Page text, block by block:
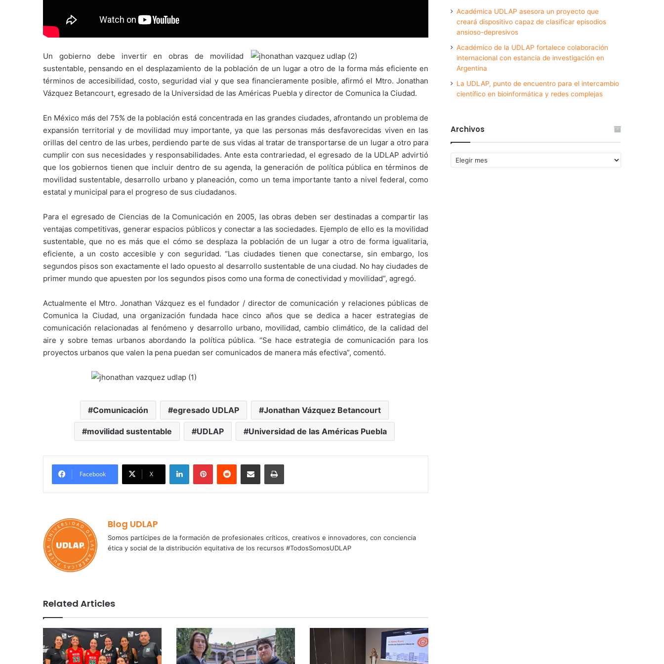
Un gobierno debe invertir en obras de movilidad
sustentable, pensando en el desplazamiento de la población de un lugar a otro de la forma más eficiente en
términos de accesibilidad, costo, seguridad vial y que sea financieramente posible, afirmó el Mtro. Jonathan
Vázquez Betancourt, egresado de la Universidad de las Américas Puebla y director de Comunica la Ciudad.
En México más del 75% de la población está concentrada en las grandes ciudades, afrontando un problema de
expansión territorial y de movilidad muy importante, ya que las personas más desfavorecidas viven en las
orillas del centro de las urbes, perdiendo parte de sus vidas al tratar de transportarse de un lugar a otro para
cumplir con sus necesidades y responsabilidades. Ante esta contrariedad, el egresado de la UDLAP advirtió
que los gobiernos tienen que incluir dentro de su agenda, la generación de política pública en términos de
movilidad sustentable, desarrollo urbano y planeación, como un tema importante tanto a nivel federal, como
estatal y municipal para el progreso de sus ciudadanos.
Para el egresado de Ciencias de la Comunicación en 2005, las obras deben ser destinadas a compartir las
ventajas competitivas, generar espacios públicos y conectar a las sociedades. Ejemplo de ello es la movilidad
sustentable, que no es más que el cómo se desplaza la población de un lugar a otro de forma igualitaria,
eficiente, a un costo accesible y con seguridad. “Las ciudades tienen que conectarse, sin embargo, los
segundos pisos son exactamente el lado opuesto al desarrollo sustentable de una ciudad. No hay ciudades de
primer mundo que apuesten por los segundos pisos como una forma de conectividad y movilidad”, agregó.
Actualmente el Mtro. Jonathan Vázquez es el fundador / director de comunicación y relaciones públicas de
Comunica la Ciudad, una organización fundada hace cinco años que se dedica a hacer estrategias de
comunicación relacionadas al fenómeno y desarrollo urbano, movilidad, cambio climático, de la calidad del
aire y sobre temas urbanos abordando la política pública. “Se hace estrategia de comunicación para los
proyectos urbanos que valen la pena puedan ser comunicados de manera más efectiva”, comentó.
Comunicación egresado UDLAP Jonathan Vázquez Betancourt
movilidad sustentable UDLAP Universidad de las Américas Puebla
Facebook X
LinkedInPinterestReddit Share via Email Print
Blog UDLAP
Somos partícipes de la formación de profesionales críticos, creativos e innovadores, con conciencia
ética y social de la distribución equitativa de los recursos #TodosSomosUDLAP
Related Articles
Académica UDLAP asesora un proyecto que
creará dispositivo capaz de clasificar episodios
ansioso-depresivos
Académico de la UDLAP fortalece colaboración
internacional con estancia de investigación en
Argentina
La UDLAP, punto de encuentro para el intercambio
científico en bioinformática y redes complejas
Archivos
Archivos